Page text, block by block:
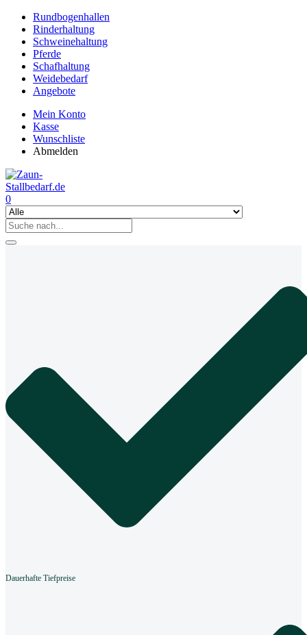
Rundbogenhallen
Rinderhaltung
Schweinehaltung
Pferde
Schafhaltung
Weidebedarf
Angebote
Mein Konto
Kasse
Wunschliste
Abmelden
0
Dauerhafte Tiefpreise